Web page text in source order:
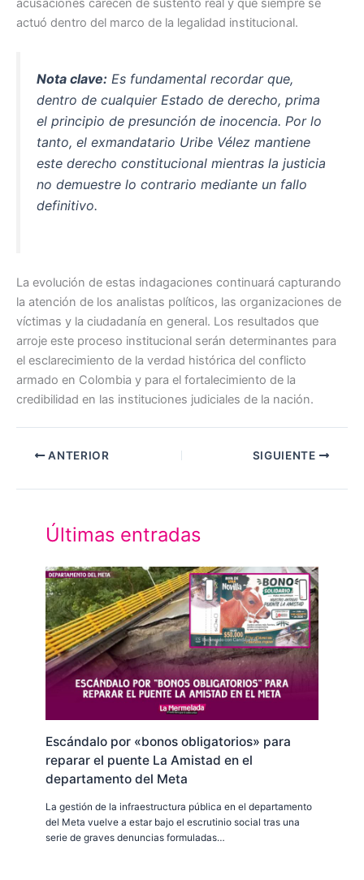
acusaciones carecen de sustento real y que siempre se
actuó dentro del marco de la legalidad institucional.
Nota clave: Es fundamental recordar que,
dentro de cualquier Estado de derecho, prima
el principio de presunción de inocencia. Por lo
tanto, el exmandatario Uribe Vélez mantiene
este derecho constitucional mientras la justicia
no demuestre lo contrario mediante un fallo
definitivo.
La evolución de estas indagaciones continuará capturando
la atención de los analistas políticos, las organizaciones de
víctimas y la ciudadanía en general. Los resultados que
arroje este proceso institucional serán determinantes para
el esclarecimiento de la verdad histórica del conflicto
armado en Colombia y para el fortalecimiento de la
credibilidad en las instituciones judiciales de la nación.
ANTERIOR SIGUIENTE
Últimas entradas
Escándalo por «bonos obligatorios» para
reparar el puente La Amistad en el
departamento del Meta
La gestión de la infraestructura pública en el departamento
del Meta vuelve a estar bajo el escrutinio social tras una
serie de graves denuncias formuladas…